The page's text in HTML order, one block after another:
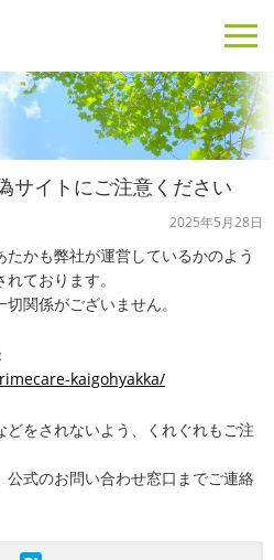
サイトにご注意ください
2025年5月28日
かも弊社が運営しているかのよう
ております。
関係がございません。
kaigohyakka/
をされないよう、くれぐれもご注
式のお問い合わせ窓口までご連絡